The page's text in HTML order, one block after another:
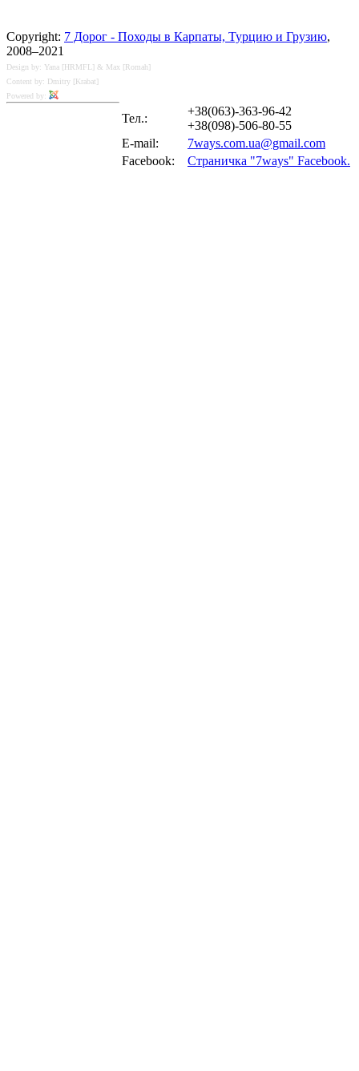
Copyright: 7 Дорог - Походы в Карпаты, Турцию и Грузию,
2008–2021
Design by: Yana [HRMFL] & Max [Romah]
Content by: Dmitry [Krabat]
Powered by:
Тел.:
+38(063)-363-96-42
+38(098)-506-80-55
E-mail:
7ways.com.ua@gmail.com
Facebook:
Страничка "7ways" Facebook.